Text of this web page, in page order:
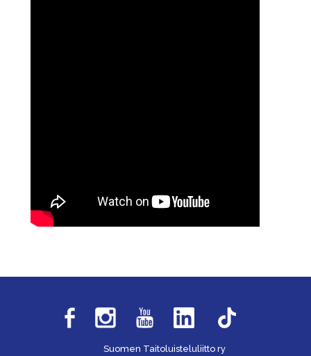
Suomen Taitoluisteluliitto ry